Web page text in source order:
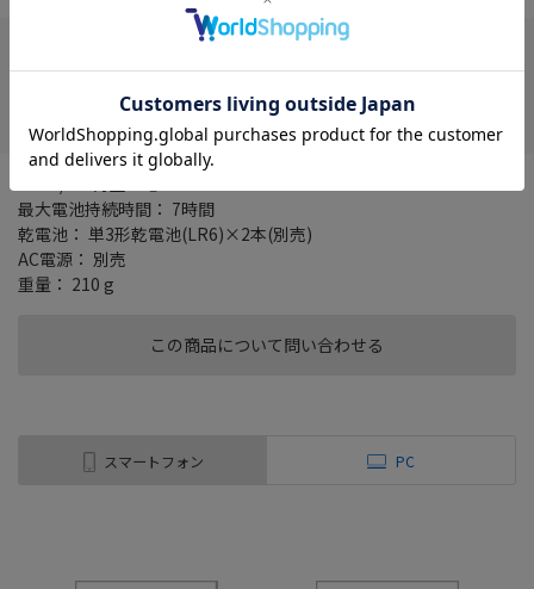
この商品について問い合わせる
在庫がありません
最大電池持続時間： 7時間
乾電池： 単3形乾電池(LR6)×2本(別売)
AC電源： 別売
重量： 210 g
スマートフォン PC